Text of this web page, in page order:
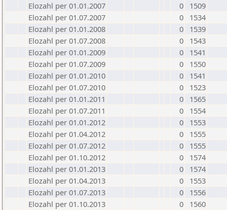
Elozahl per 01.01.2007
0
1509
Elozahl per 01.07.2007
0
1534
Elozahl per 01.01.2008
0
1539
Elozahl per 01.07.2008
0
1543
Elozahl per 01.01.2009
0
1541
Elozahl per 01.07.2009
0
1550
Elozahl per 01.01.2010
0
1541
Elozahl per 01.07.2010
0
1523
Elozahl per 01.01.2011
0
1565
Elozahl per 01.07.2011
0
1554
Elozahl per 01.01.2012
0
1553
Elozahl per 01.04.2012
0
1555
Elozahl per 01.07.2012
0
1555
Elozahl per 01.10.2012
0
1574
Elozahl per 01.01.2013
0
1574
Elozahl per 01.04.2013
0
1553
Elozahl per 01.07.2013
0
1556
Elozahl per 01.10.2013
0
1560